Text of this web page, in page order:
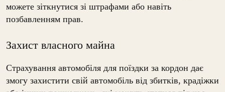
можете зіткнутися зі штрафами або навіть
позбавленням прав.
Захист власного майна
Страхування автомобіля для поїздки за кордон дає
змогу захистити свій автомобіль від збитків, крадіжки